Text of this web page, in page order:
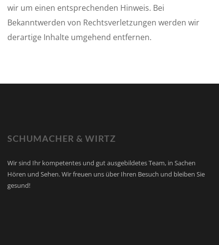
wir um einen entsprechenden Hinweis. Bei
Bekanntwerden von Rechtsverletzungen werden wir
derartige Inhalte umgehend entfernen.
SCHUMACHER & WIRTZ
Wir sind Ihr kompetentes und gut ausgebildetes Team, in Sachen
Hören und Sehen. Wir freuen uns über Ihren Besuch und bleiben Sie
gesund!